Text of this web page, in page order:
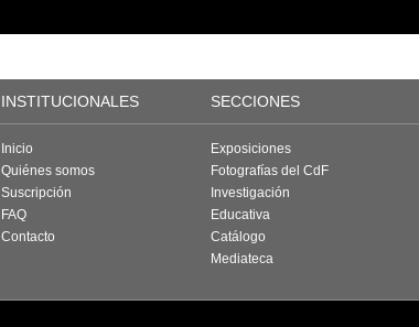
INSTITUCIONALES SECCIONES
Inicio
Quiénes somos
Suscripción
FAQ
Contacto
Exposiciones
Fotografías del CdF
Investigación
Educativa
Catálogo
Mediateca